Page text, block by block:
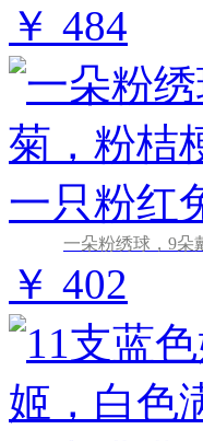
￥ 484
一朵粉绣球，9朵
￥ 402